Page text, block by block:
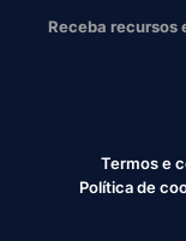
Receba recursos
Termos e
Política de